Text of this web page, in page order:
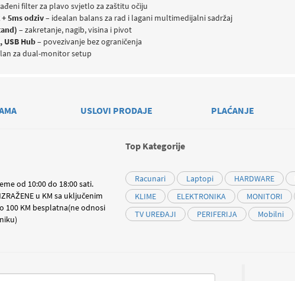
filter za plavo svjetlo za zaštitu očiju
5ms odziv– idealan balans za rad i lagani multimedijalni sadržaj
– zakretanje, nagib, visina i pivot
USB Hub– povezivanje bez ograničenja
za dual-monitor setup
USLOVI PRODAJE PLAĆANJE
od 10:00 do 18:00 sati.
u KM sa uključenim
100 KM besplatna(ne odnosi
Top Kategorije
Racunari Laptopi HARDWARE
KLIME
ELEKTRONIKA MONITORI
TV UREĐAJI
PERIFERIJA Mobilni